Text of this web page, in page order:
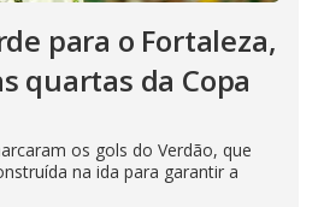
para o Fortaleza,
quartas da Copa
os gols do Verdão, que
na ida para garantir a